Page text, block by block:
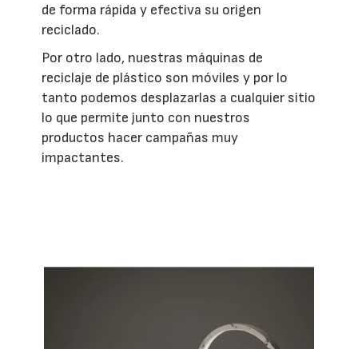
de forma rápida y efectiva su origen
reciclado.
Por otro lado, nuestras máquinas de
reciclaje de plástico son móviles y por lo
tanto podemos desplazarlas a cualquier sitio
lo que permite junto con nuestros
productos hacer campañas muy
impactantes.